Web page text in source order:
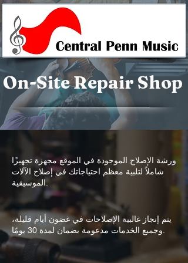
On-Site Repair Shop
ورشة الإصلاح الموجودة في الموقع مجهزة تجهيزًا
شاملاً لتلبية معظم احتياجاتك في إصلاح الآلات
الموسيقية.
يتم إنجاز غالبية الإصلاحات في غضون أيام قليلة،